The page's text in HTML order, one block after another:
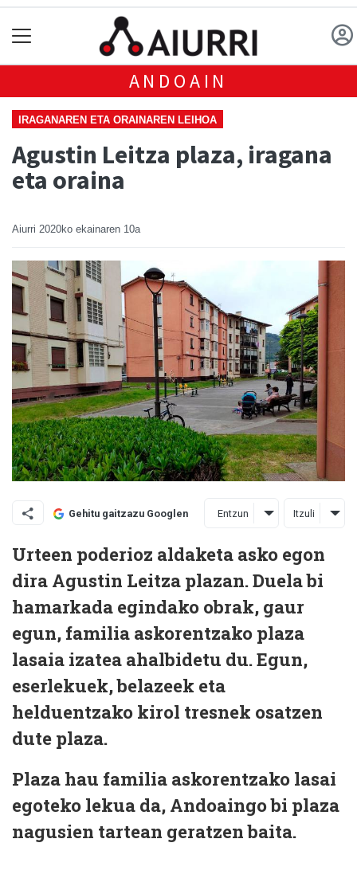
ANDOAIN
IRAGANAREN ETA ORAINAREN LEIHOA
Agustin Leitza plaza, iragana
eta oraina
Aiurri 2020ko ekainaren 10a
Gehitu gaitzazu Googlen Entzun Itzuli
Urteen poderioz aldaketa asko egon
dira Agustin Leitza plazan. Duela bi
hamarkada egindako obrak, gaur
egun, familia askorentzako plaza
lasaia izatea ahalbidetu du. Egun,
eserlekuek, belazeek eta
helduentzako kirol tresnek osatzen
dute plaza.
Plaza hau familia askorentzako lasai
egoteko lekua da, Andoaingo bi plaza
nagusien tartean geratzen baita.